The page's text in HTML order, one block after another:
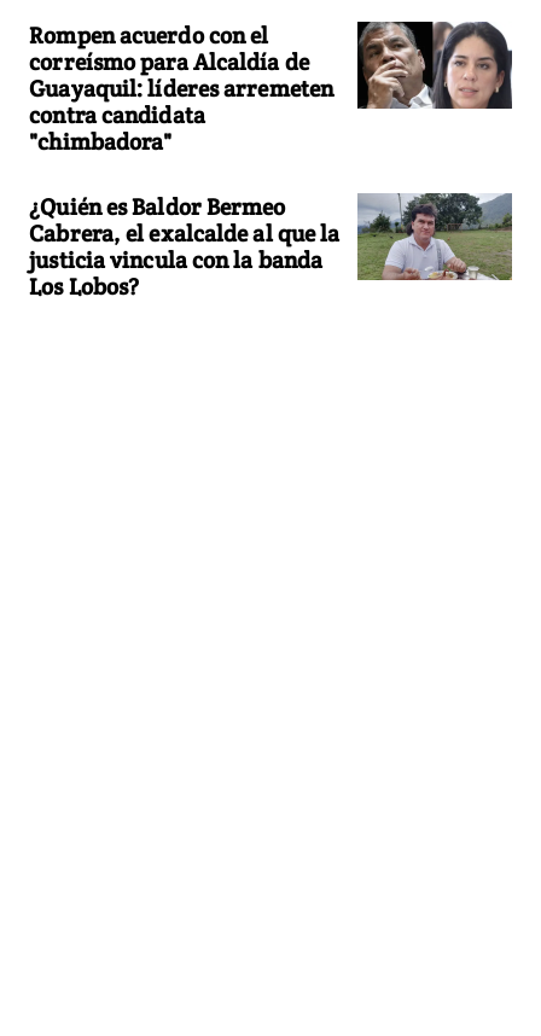
Rompen acuerdo con el
correísmo para Alcaldía de
Guayaquil: líderes arremeten
contra candidata
"chimbadora"
¿Quién es Baldor Bermeo
Cabrera, el exalcalde al que la
justicia vincula con la banda
Los Lobos?